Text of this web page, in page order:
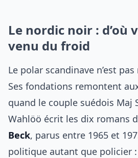
Le nordic noir : d’où
venu du froid
Le polar scandinave n’est pas
Ses fondations remontent
quand le couple suédois Maj
Wahlöö écrit les dix romans
Beck, parus entre 1965 et
politique autant que policier